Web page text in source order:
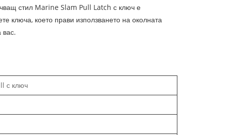
стил Marine Slam Pull Latch с ключ е
ключа, което прави използването на околната
с ключ